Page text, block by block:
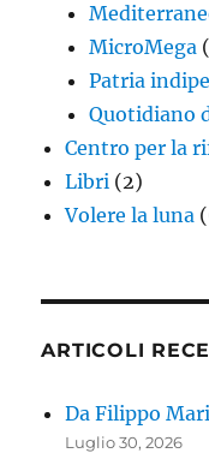
MicroMega
Patria
Quotidiano
Centro per la
Libri (2)
Volere la luna
ARTICOLI
Da Filippo
Luglio 30, 2026